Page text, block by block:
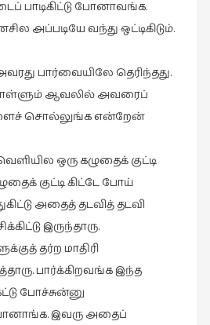
பாடிகிட்டு போனாவங்க.
அப்படியே வந்து ஒட்டிகிடும்.
பார்வையிலே தெரிந்தது.
ஆவலில் அவரைப்
சொல்லுங்க என்றேன்
ஒரு கழுதைக் குட்டி
குட்டி கிட்டே போய்
அதைத் தடவித் தடவி
இருந்தாரு.
தர்ற மாதிரி
பார்க்கிறவங்க இந்த
போச்சுன்னு
இவரு அதைப்